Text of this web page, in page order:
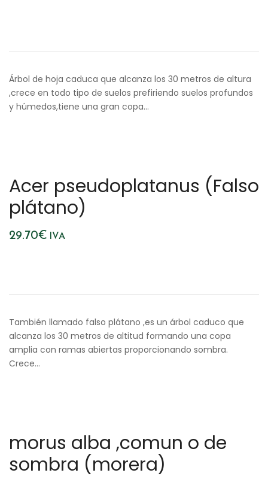
Árbol de hoja caduca que alcanza los 30 metros de altura
,crece en todo tipo de suelos prefiriendo suelos profundos
y húmedos,tiene una gran copa…
Acer pseudoplatanus (Falso
plátano)
29.70€ IVA
También llamado falso plátano ,es un árbol caduco que
alcanza los 30 metros de altitud formando una copa
amplia con ramas abiertas proporcionando sombra.
Crece…
morus alba ,comun o de
sombra (morera)